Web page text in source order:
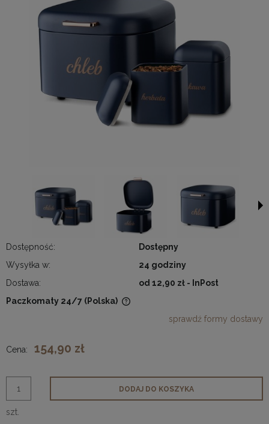
Dostępność:
Dostępny
Wysyłka w:
24 godziny
Dostawa:
od 12,90 zł - InPost
Paczkomaty 24/7 (Polska)
sprawdź formy dostawy
Cena: 154,90 zł
szt.
DODAJ DO KOSZYKA